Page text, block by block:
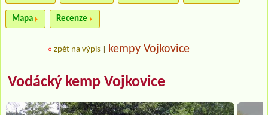
Mapa Recenze
« zpět na výpis kempy Vojkovice
Vodácký kemp Vojkovice